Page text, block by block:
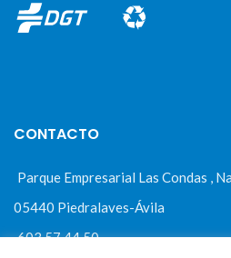
CONTACTO
Parque Empresarial Las Condas ,
05440 Piedralaves-Ávila
603 57 44 50